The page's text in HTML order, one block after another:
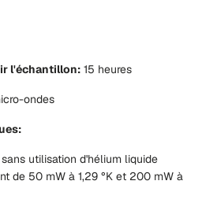
l'échantillon: 15 heures
ondes
utilisation d'hélium liquide
de 50 mW à 1,29 °K et 200 mW à